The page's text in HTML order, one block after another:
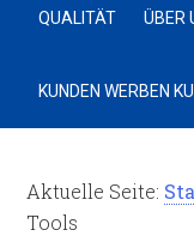
QUALITÄT ÜBER
KUNDEN WERBEN
Aktuelle Seite:
Tools